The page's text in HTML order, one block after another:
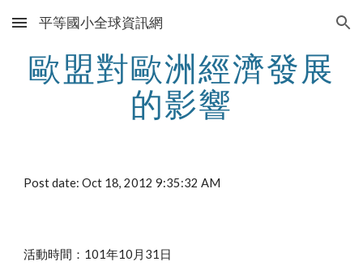
Skip to main content Skip to navigation
平等國小全球資訊網
歐盟對歐洲經濟發展
的影響
Post date: Oct 18, 2012 9:35:32 AM
活動時間：101年10月31日